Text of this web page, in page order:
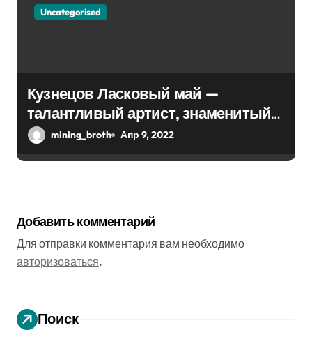
Uncategorised
Кузнецов Ласковый май —
талантливый артист, знаменитый
хитами прошлого — биография и
mining_broth Апр 9, 2022
Добавить комментарий
Для отправки комментария вам необходимо
авторизоваться.
Поиск